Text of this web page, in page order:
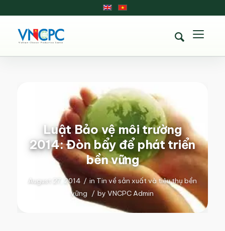
Luật Bảo vệ môi trường
2014: Đòn bẩy để phát triển
bền vững
August 27, 2014 / in Tin về sản xuất và tiêu thụ bền
vững / byVNCPC Admin